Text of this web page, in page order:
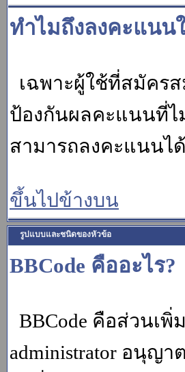
ทำไมถึงลงคะแนน
เฉพาะผู้ใช้ที่สมัคร
ป้องกันผลคะแนนที่ไ
สามารถลงคะแนนไ
ขึ้นไปข้างบน
รูปแบบและชนิดของหัวข้อ
BBCode คืออะไร?
BBCode คือส่วนเ
administrator อนุญ